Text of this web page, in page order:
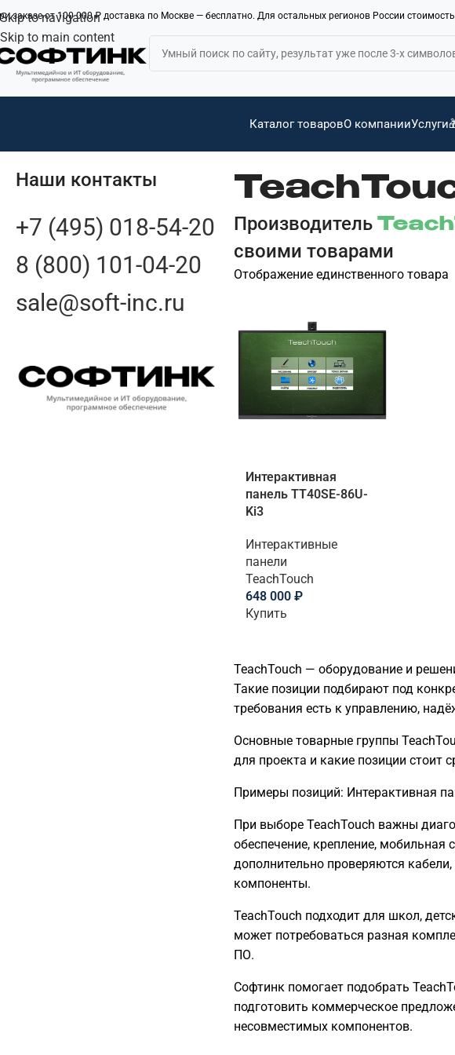
Skip to navigation
Skip to main content
заказе от 100 000 ₽ доставка по Москве — бесплатно. Для остальных регионов России
Каталог товаровО компанииУслуги
Наши контакты
+7 (495) 018-54-20
8 (800) 101-04-20
sale@soft-inc.ru
Производитель
своими товарами
Отображение единственного товара
Интерактивная
панель TT40SE-86U-
Ki3
Интерактивные
панели
TeachTouch
648 000₽
Купить
TeachTouch — оборудование и
Такие позиции подбирают под
требования есть к управлению,
Основные товарные группы
для проекта и какие позиции стоит
Примеры позиций: Интерактивная
При выборе TeachTouch важны
обеспечение, крепление, мобильная
дополнительно проверяются
компоненты.
TeachTouch подходит для школ,
может потребоваться разная
ПО.
Софтинк помогает подобрать
подготовить коммерческое
несовместимых компонентов.